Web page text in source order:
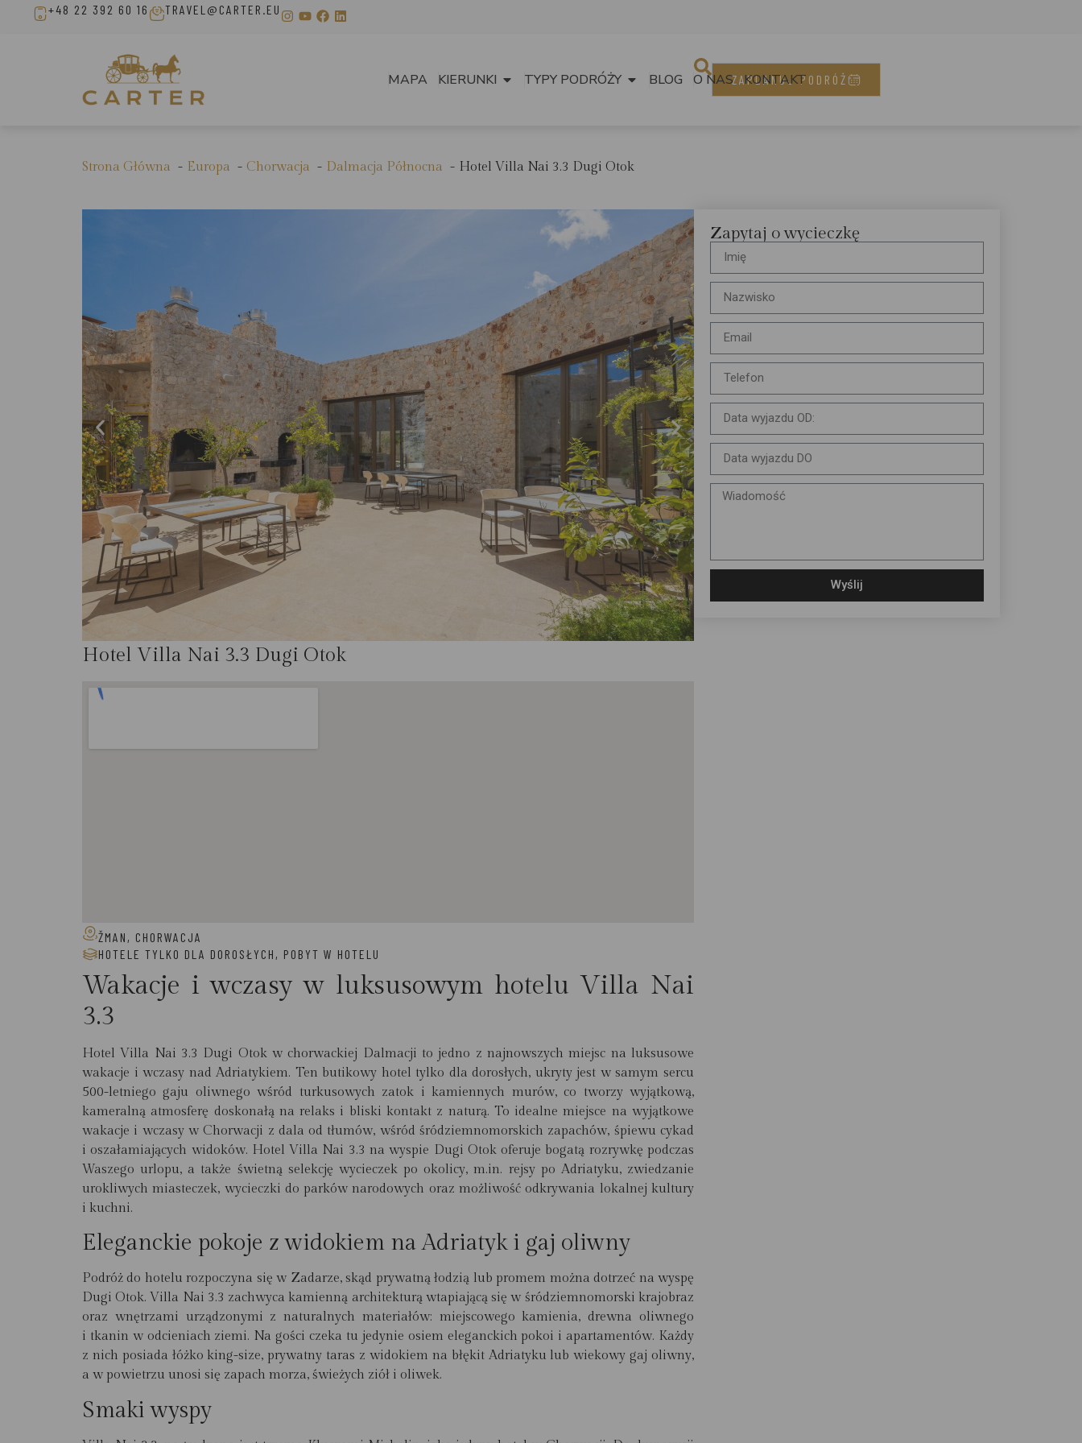
+48 22 392 60 16 TRAVEL@CARTER.EU
MAPA KIERUNKI TYPY PODRÓŻY BLOG O NAS KONTAKT
ZAPLANUJ PODRÓŻ
Strona Główna Europa Chorwacja Dalmacja Północna Hotel Villa Nai 3.3 Dugi Otok
Hotel Villa Nai 3.3 Dugi Otok
ŽMAN, CHORWACJA
HOTELE TYLKO DLA DOROSŁYCH , POBYT W HOTELU
Wakacje i wczasy w luksusowym hotelu Villa Nai
3.3
Hotel Villa Nai 3.3 Dugi Otok w chorwackiej Dalmacji to jedno z najnowszych miejsc na luksusowe
wakacje i wczasy nad Adriatykiem. Ten butikowy hotel tylko dla dorosłych, ukryty jest w samym sercu
500-letniego gaju oliwnego wśród turkusowych zatok i kamiennych murów, co tworzy wyjątkową,
kameralną atmosferę doskonałą na relaks i bliski kontakt z naturą. To idealne miejsce na wyjątkowe
wakacje i wczasy w Chorwacji z dala od tłumów, wśród śródziemnomorskich zapachów, śpiewu cykad
i oszałamiających widoków. Hotel Villa Nai 3.3 na wyspie Dugi Otok oferuje bogatą rozrywkę podczas
Waszego urlopu, a także świetną selekcję wycieczek po okolicy, m.in. rejsy po Adriatyku, zwiedzanie
urokliwych miasteczek, wycieczki do parków narodowych oraz możliwość odkrywania lokalnej kultury
i kuchni.
Eleganckie pokoje z widokiem na Adriatyk i gaj oliwny
Podróż do hotelu rozpoczyna się w Zadarze, skąd prywatną łodzią lub promem można dotrzeć na wyspę
Dugi Otok. Villa Nai 3.3 zachwyca kamienną architekturą wtapiającą się w śródziemnomorski krajobraz
oraz wnętrzami urządzonymi z naturalnych materiałów: miejscowego kamienia, drewna oliwnego
i tkanin w odcieniach ziemi. Na gości czeka tu jedynie osiem eleganckich pokoi i apartamentów. Każdy
z nich posiada łóżko king-size, prywatny taras z widokiem na błękit Adriatyku lub wiekowy gaj oliwny,
a w powietrzu unosi się zapach morza, świeżych ziół i oliwek.
Smaki wyspy
Zapytaj o wycieczkę
Wyślij